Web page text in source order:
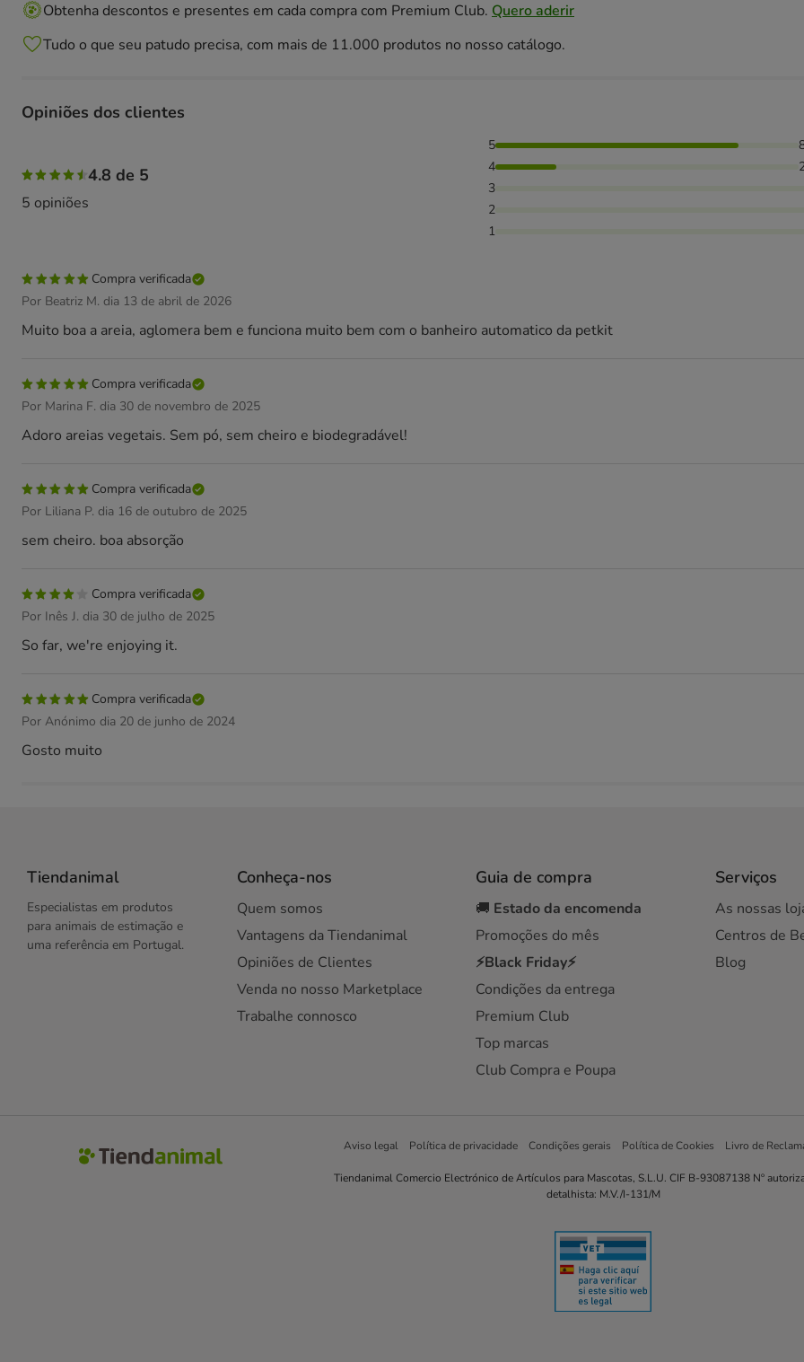
Obtenha descontos e presentes em cada compra com Premium Club. Quero aderir
Tudo o que seu patudo precisa, com mais de 11.000 produtos no nosso catálogo.
Opiniões dos clientes
4.8 de 5
5 opiniões
80% das pessoas avaliaram com 5 estrelas, 20% das pessoas avaliaram com 4 estrelas,
5
4
3
2
1
Compra verificada
Por Beatriz M. dia 13 de abril de 2026
Muito boa a areia, aglomera bem e funciona muito bem com o banheiro automatico da petkit
Compra verificada
Por Marina F. dia 30 de novembro de 2025
Adoro areias vegetais. Sem pó, sem cheiro e biodegradável!
Compra verificada
Por Liliana P. dia 16 de outubro de 2025
sem cheiro. boa absorção
Compra verificada
Por Inês J. dia 30 de julho de 2025
So far, we're enjoying it.
Compra verificada
Por Anónimo dia 20 de junho de 2024
Gosto muito
Tiendanimal
Especialistas em produtos
para animais de estimação e
uma referência em Portugal.
Conheça-nos
Quem somos
Vantagens da Tiendanimal
Opiniões de Clientes
Venda no nosso Marketplace
Trabalhe connosco
Guia de compra
🚚 Estado da encomenda
Promoções do mês
⚡Black Friday⚡
Condições da entrega
Premium Club
Top marcas
Club Compra e Poupa
Serviços
As nossas
Centros de
Blog
Aviso legal Política de privacidade Condições gerais Política de Cookies Livro de
Tiendanimal Comercio Electrónico de Artículos para Mascotas, S.L.U. CIF B-93087138 Nº
detalhista: M.V./I-131/M